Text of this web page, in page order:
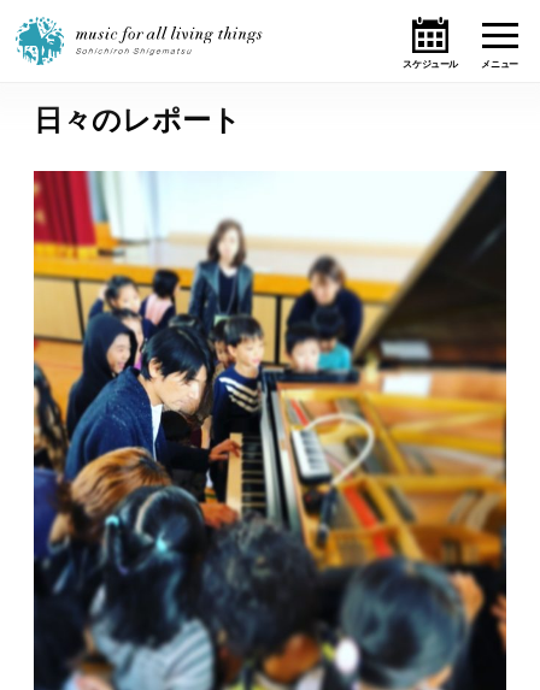
ホーム
ニュース
テーマ
ライブ・スケジュール
作品
オンライン・ショップ
ギャラリー
日々のレポート
Specials
日々のレポート